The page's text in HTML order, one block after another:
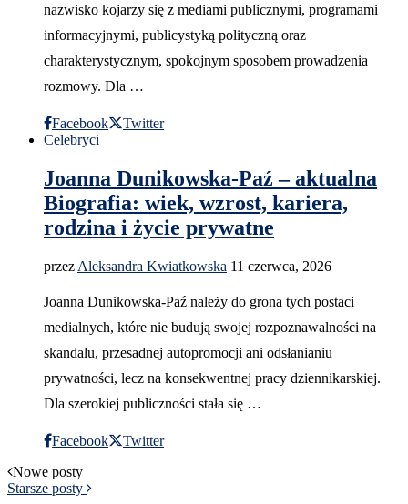
nazwisko kojarzy się z mediami publicznymi, programami
informacyjnymi, publicystyką polityczną oraz
charakterystycznym, spokojnym sposobem prowadzenia
rozmowy. Dla …
Facebook
Twitter
Celebryci
Joanna Dunikowska-Paź – aktualna
Biografia: wiek, wzrost, kariera,
rodzina i życie prywatne
przez Aleksandra Kwiatkowska 11 czerwca, 2026
Joanna Dunikowska-Paź należy do grona tych postaci
medialnych, które nie budują swojej rozpoznawalności na
skandalu, przesadnej autopromocji ani odsłanianiu
prywatności, lecz na konsekwentnej pracy dziennikarskiej.
Dla szerokiej publiczności stała się …
Facebook
Twitter
Nowe posty
Starsze posty